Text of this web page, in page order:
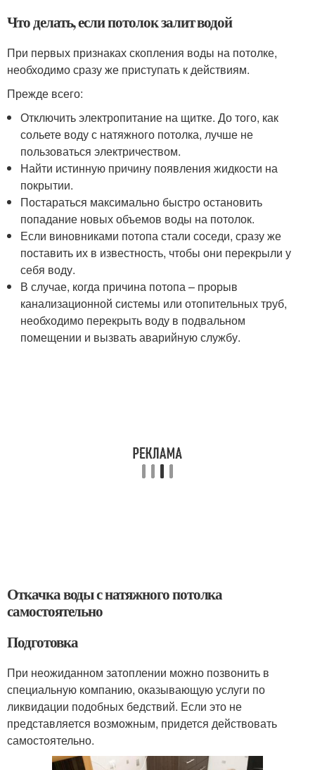
Что делать, если потолок залит водой
При первых признаках скопления воды на потолке,
необходимо сразу же приступать к действиям.
Прежде всего:
Отключить электропитание на щитке. До того, как
сольете воду с натяжного потолка, лучше не
пользоваться электричеством.
Найти истинную причину появления жидкости на
покрытии.
Постараться максимально быстро остановить
попадание новых объемов воды на потолок.
Если виновниками потопа стали соседи, сразу же
поставить их в известность, чтобы они перекрыли у
себя воду.
В случае, когда причина потопа – прорыв
канализационной системы или отопительных труб,
необходимо перекрыть воду в подвальном
помещении и вызвать аварийную службу.
Откачка воды с натяжного потолка
самостоятельно
Подготовка
При неожиданном затоплении можно позвонить в
специальную компанию, оказывающую услуги по
ликвидации подобных бедствий. Если это не
представляется возможным, придется действовать
самостоятельно.